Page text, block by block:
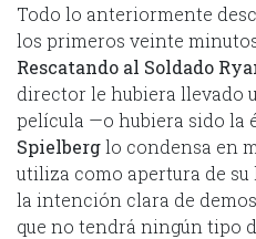
Todo lo anteriormente
los primeros veinte
Rescatando al Soldado
director le hubiera llevado
película —o hubiera sido la
Spielberglo condensa en
utiliza como apertura de
la intención clara de
que no tendrá ningún tipo